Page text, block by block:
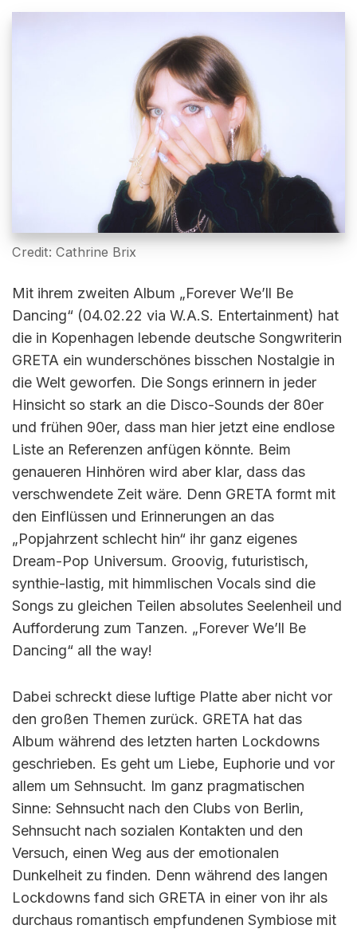
Credit: Cathrine Brix
Mit ihrem zweiten Album „Forever We’ll Be
Dancing“ (04.02.22 via W.A.S. Entertainment) hat
die in Kopenhagen lebende deutsche Songwriterin
GRETA ein wunderschönes bisschen Nostalgie in
die Welt geworfen. Die Songs erinnern in jeder
Hinsicht so stark an die Disco-Sounds der 80er
und frühen 90er, dass man hier jetzt eine endlose
Liste an Referenzen anfügen könnte. Beim
genaueren Hinhören wird aber klar, dass das
verschwendete Zeit wäre. Denn GRETA formt mit
den Einflüssen und Erinnerungen an das
„Popjahrzent schlecht hin“ ihr ganz eigenes
Dream-Pop Universum. Groovig, futuristisch,
synthie-lastig, mit himmlischen Vocals sind die
Songs zu gleichen Teilen absolutes Seelenheil und
Aufforderung zum Tanzen. „Forever We’ll Be
Dancing“ all the way!
Dabei schreckt diese luftige Platte aber nicht vor
den großen Themen zurück. GRETA hat das
Album während des letzten harten Lockdowns
geschrieben. Es geht um Liebe, Euphorie und vor
allem um Sehnsucht. Im ganz pragmatischen
Sinne: Sehnsucht nach den Clubs von Berlin,
Sehnsucht nach sozialen Kontakten und den
Versuch, einen Weg aus der emotionalen
Dunkelheit zu finden. Denn während des langen
Lockdowns fand sich GRETA in einer von ihr als
durchaus romantisch empfundenen Symbiose mit